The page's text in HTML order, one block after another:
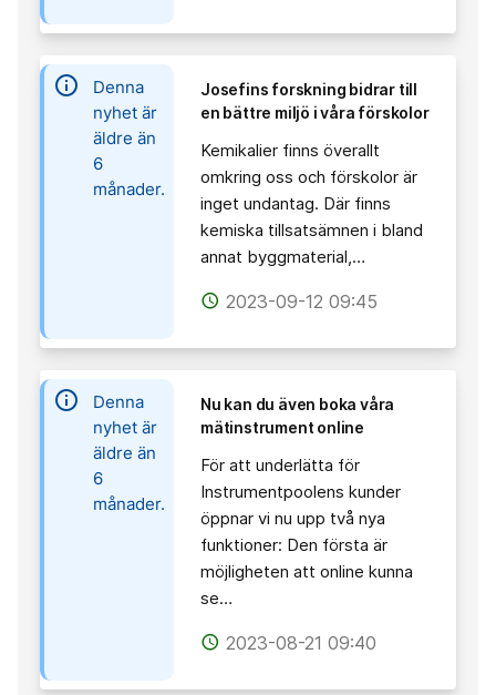
information
Denna
nyhet är
äldre än
6
månader.
Josefins forskning bidrar till
en bättre miljö i våra förskolor
Kemikalier finns överallt
omkring oss och förskolor är
inget undantag. Där finns
kemiska tillsatsämnen i bland
annat byggmaterial,…
access_time 2023-09-12 09:45
information
Denna
nyhet är
äldre än
6
månader.
Nu kan du även boka våra
mätinstrument online
För att underlätta för
Instrumentpoolens kunder
öppnar vi nu upp två nya
funktioner: Den första är
möjligheten att online kunna
se…
access_time 2023-08-21 09:40